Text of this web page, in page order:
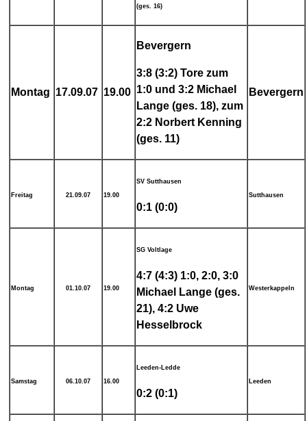
(ges. 16)
Montag 17.09.07 19.00
Bevergern
3:8 (3:2) Tore zum
1:0 und 3:2 Michael
Lange (ges. 18), zum
2:2 Norbert Kenning
(ges. 11)
Bevergern
Freitag 21.09.07 19.00
SV Sutthausen
0:1 (0:0)
Sutthausen
Montag 01.10.07 19.00
SG Voltlage
4:7 (4:3) 1:0, 2:0, 3:0
Michael Lange (ges.
21), 4:2 Uwe
Hesselbrock
Westerkappeln
Samstag 06.10.07 16.00
Leeden-Ledde
0:2 (0:1)
Leeden